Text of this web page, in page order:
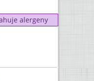
alergeny